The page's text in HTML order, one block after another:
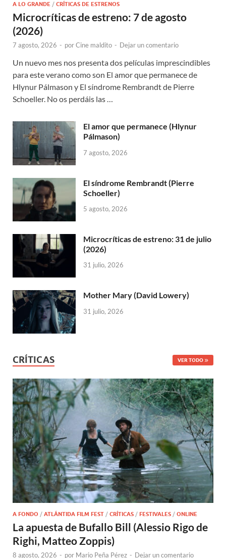
A LO GRANDE / CRÍTICAS DE ESTRENOS
Microcríticas de estreno: 7 de agosto
(2026)
7 agosto, 2026 - porCine maldito - Dejar un comentario
Un nuevo mes nos presenta dos películas imprescindibles
para este verano como son El amor que permanece de
Hlynur Pálmason y El síndrome Rembrandt de Pierre
Schoeller. No os perdáis las …
El amor que permanece (Hlynur
Pálmason)
7 agosto, 2026
El síndrome Rembrandt (Pierre
Schoeller)
5 agosto, 2026
Microcríticas de estreno: 31 de julio
(2026)
31 julio, 2026
Mother Mary (David Lowery)
31 julio, 2026
CRÍTICAS VER TODO
A FONDO / ATLÁNTIDA FILM FEST / CRÍTICAS / FESTIVALES / ONLINE
La apuesta de Bufallo Bill (Alessio Rigo de
Righi, Matteo Zoppis)
8 agosto, 2026 - por Mario Peña Pérez - Dejar un comentario